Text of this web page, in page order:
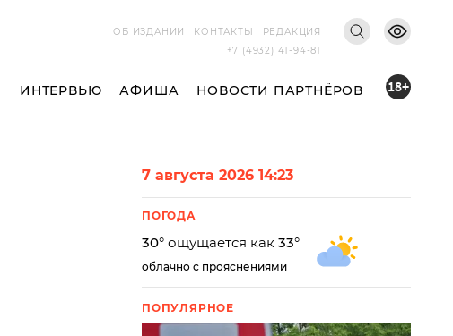
ОБ ИЗДАНИИ
КОНТАКТЫ
РЕДАКЦИЯ
+7 (4932) 41-94-81
ИНТЕРВЬЮ АФИША НОВОСТИ ПАРТНЁРОВ 18+
7 августа 2026 14:23
ПОГОДА
30° ощущается как 33°
облачно с прояснениями
ПОПУЛЯРНОЕ